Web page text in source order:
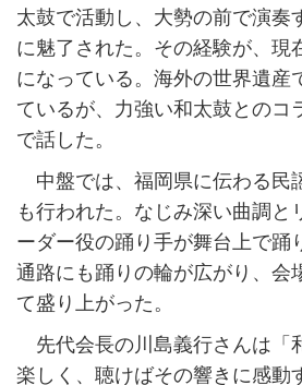
太鼓で活動し、大勢の前で演奏
に魅了された。その経験が、現
になっている。海外の世界遺産
ているが、力強い和太鼓とのコ
で話した。
中盤では、福岡県に伝わる民
も行われた。なじみ深い曲調と
ーダー役の踊り手が舞台上で踊
通路にも踊りの輪が広がり、会
て盛り上がった。
先代会長の川島義行さんは「
楽しく、聴けばその響きに感動